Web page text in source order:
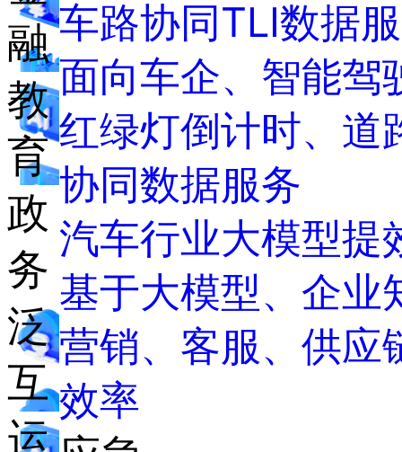
融
教
育
政
务
泛
互
运
车路协同TLI数据
面向车企、智能驾
红绿灯倒计时、道
协同数据服务
汽车行业大模型提
基于大模型、企业
营销、客服、供应
效率